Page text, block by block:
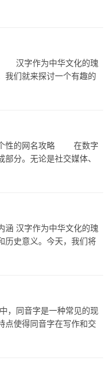
汉字作为中华文化的瑰
我们就来探讨一个有趣的
性的网名攻略 在数字
分。无论是社交媒体、
涵 汉字作为中华文化的瑰
历史意义。今天，我们将
同音字是一种常见的现
点使得同音字在写作和交